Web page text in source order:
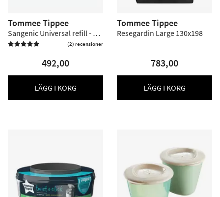
Tommee Tippee
Sangenic Universal refill - 6
st storpack
 (2) recensioner
492,00
LÄGG I KORG
Tommee Tippee
Resegardin Large 130x198
783,00
LÄGG I KORG